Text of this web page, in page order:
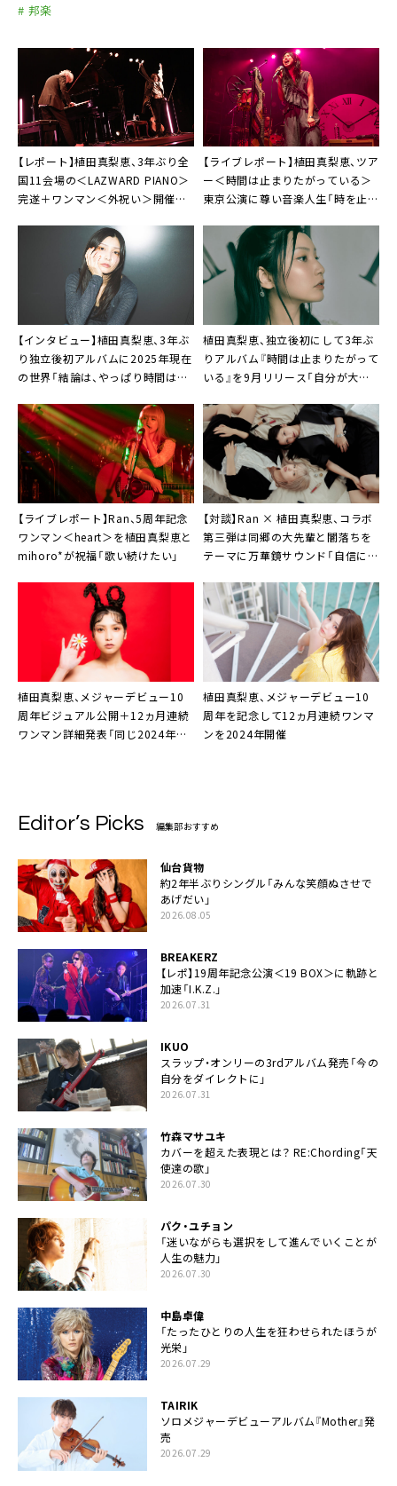
# 邦楽
【レポート】植田真梨恵、3年ぶり全
国11会場の＜LAZWARD PIANO＞
完遂＋ワンマン＜外祝い＞開催発
【ライブレポート】植田真梨恵、ツア
ー＜時間は止まりたがっている＞
東京公演に尊い音楽人生「時を止め
【インタビュー】植田真梨恵、3年ぶ
り独立後初アルバムに2025年現在
の世界「結論は、やっぱり時間は止
植田真梨恵、独立後初にして3年ぶ
りアルバム『時間は止まりたがって
いる』を9月リリース「自分が大切
【ライブレポート】Ran、5周年記念
ワンマン＜heart＞を植田真梨恵と
mihoro*が祝福「歌い続けたい」
【対談】Ran × 植田真梨恵、コラボ
第三弾は同郷の大先輩と闇落ちを
テーマに万華鏡サウンド「自信に繋
植田真梨恵、メジャーデビュー10
周年ビジュアル公開＋12ヵ月連続
ワンマン詳細発表「同じ2024年を
植田真梨恵、メジャーデビュー10
周年を記念して12ヵ月連続ワンマ
ンを2024年開催
Editor’s Picks 編集部おすすめ
仙台貨物
約2年半ぶりシングル「みんな笑顔ぬさせで
あげだい」
2026.08.05
BREAKERZ
【レポ】19周年記念公演＜19 BOX＞に軌跡と
加速「I.K.Z.」
2026.07.31
IKUO
スラップ・オンリーの3rdアルバム発売「今の
自分をダイレクトに」
2026.07.31
竹森マサユキ
カバーを超えた表現とは？ RE:Chording「天
使達の歌」
2026.07.30
パク・ユチョン
「迷いながらも選択をして進んでいくことが
人生の魅力」
2026.07.30
中島卓偉
「たったひとりの人生を狂わせられたほうが
光栄」
2026.07.29
TAIRIK
ソロメジャーデビューアルバム『Mother』発
売
2026.07.29